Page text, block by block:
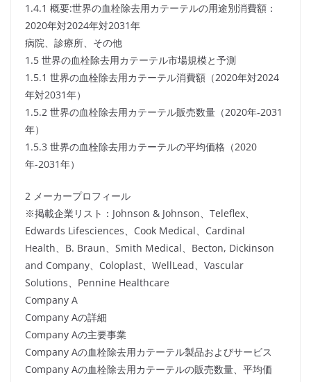
1.4.1 概要:世界の血栓除去用カテーテルの用途別消費額：
2020年対2024年対2031年
病院、診療所、その他
1.5 世界の血栓除去用カテーテル市場規模と予測
1.5.1 世界の血栓除去用カテーテル消費額（2020年対2024
年対2031年）
1.5.2 世界の血栓除去用カテーテル販売数量（2020年-2031
年）
1.5.3 世界の血栓除去用カテーテルの平均価格（2020
年-2031年）
2 メーカープロフィール
※掲載企業リスト：Johnson & Johnson、Teleflex、
Edwards Lifesciences、Cook Medical、Cardinal
Health、B. Braun、Smith Medical、Becton, Dickinson
and Company、Coloplast、WellLead、Vascular
Solutions、Pennine Healthcare
Company A
Company Aの詳細
Company Aの主要事業
Company Aの血栓除去用カテーテル製品およびサービス
Company Aの血栓除去用カテーテルの販売数量、平均価